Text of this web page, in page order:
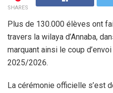
SHARES
Plus de 130.000 élèves ont
travers la wilaya d’Annaba,
marquant ainsi le coup
2025/2026.
La cérémonie officielle s’est